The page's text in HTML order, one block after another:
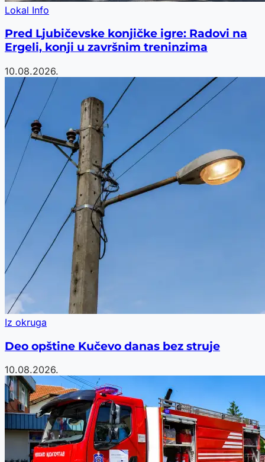
Lokal Info
Pred Ljubičevske konjičke igre: Radovi na
Ergeli, konji u završnim treninzima
10.08.2026.
Iz okruga
Deo opštine Kučevo danas bez struje
10.08.2026.